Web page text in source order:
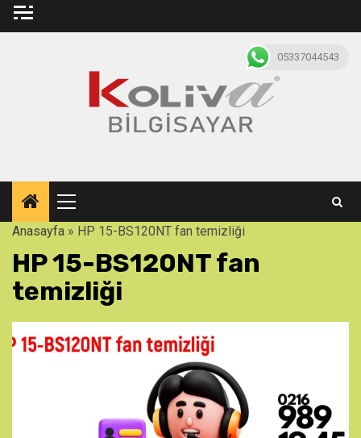
Skip
Primary
Menu
Anasayfa » HP 15-BS120NT fan temizliği
HP 15-BS120NT fan
temizliği
05337044543